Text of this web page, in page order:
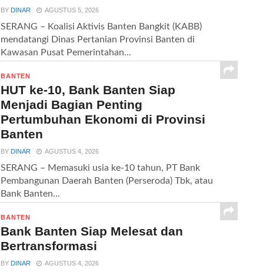
BYDINAR AGUSTUS 5, 2026
SERANG – Koalisi Aktivis Banten Bangkit (KABB)
mendatangi Dinas Pertanian Provinsi Banten di
Kawasan Pusat Pemerintahan...
BANTEN
HUT ke-10, Bank Banten Siap
Menjadi Bagian Penting
Pertumbuhan Ekonomi di Provinsi
Banten
BYDINAR AGUSTUS 4, 2026
SERANG – Memasuki usia ke-10 tahun, PT Bank
Pembangunan Daerah Banten (Perseroda) Tbk, atau
Bank Banten...
BANTEN
Bank Banten Siap Melesat dan
Bertransformasi
BYDINAR AGUSTUS 4, 2026